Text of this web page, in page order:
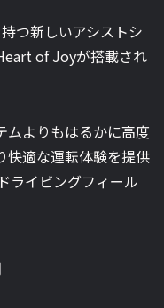
つ新しいアシストシ
of Joyが搭載され
ムよりもはるかに高度
快適な運転体験を提供
ライビングフィール